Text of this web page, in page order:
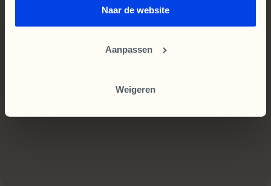
Naar de website
Aanpassen
Weigeren
Dat vinden zij ook